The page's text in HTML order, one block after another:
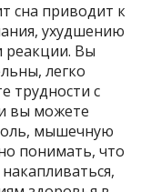
сна приводит к
ухудшению
реакции. Вы
легко
трудности с
вы можете
мышечную
понимать, что